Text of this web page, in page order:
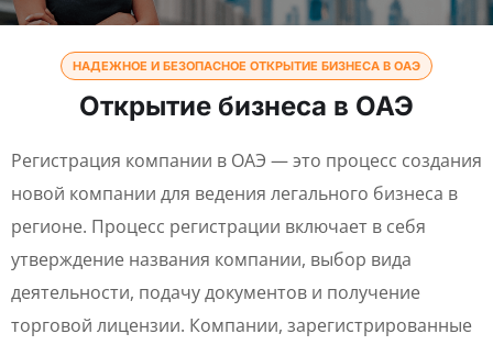
НАДЕЖНОЕ И БЕЗОПАСНОЕ ОТКРЫТИЕ БИЗНЕСА В ОАЭ
Открытие бизнеса в ОАЭ
Регистрация компании в ОАЭ — это процесс создания
новой компании для ведения легального бизнеса в
регионе. Процесс регистрации включает в себя
утверждение названия компании, выбор вида
деятельности, подачу документов и получение
торговой лицензии. Компании, зарегистрированные